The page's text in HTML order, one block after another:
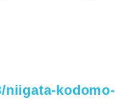
niigata-kodomo-